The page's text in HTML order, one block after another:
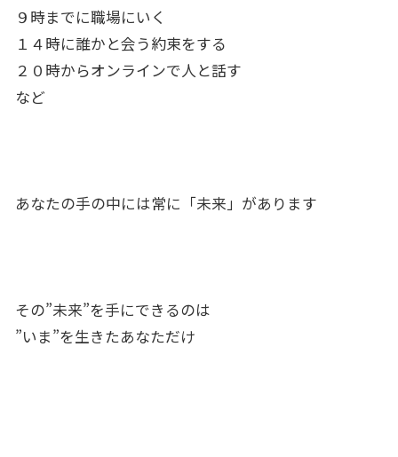
９時までに職場にいく
１４時に誰かと会う約束をする
２０時からオンラインで人と話す
など
あなたの手の中には常に「未来」があります
その”未来”を手にできるのは
”いま”を生きたあなただけ